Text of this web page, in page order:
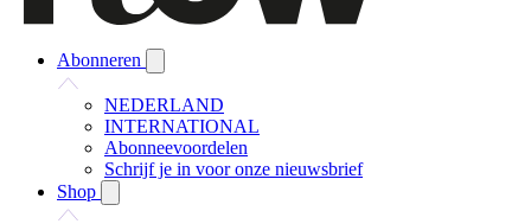
Abonneren
NEDERLAND
INTERNATIONAL
Abonneevoordelen
Schrijf je in voor onze nieuwsbrief
Shop